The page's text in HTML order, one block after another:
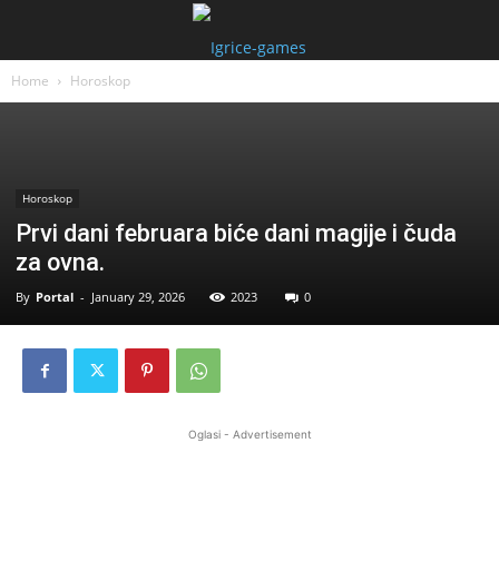
Home Horoskop
Horoskop
Prvi dani februara biće dani magije i čuda
za ovna.
By Portal - January 29, 2026 2023 0
Oglasi - Advertisement